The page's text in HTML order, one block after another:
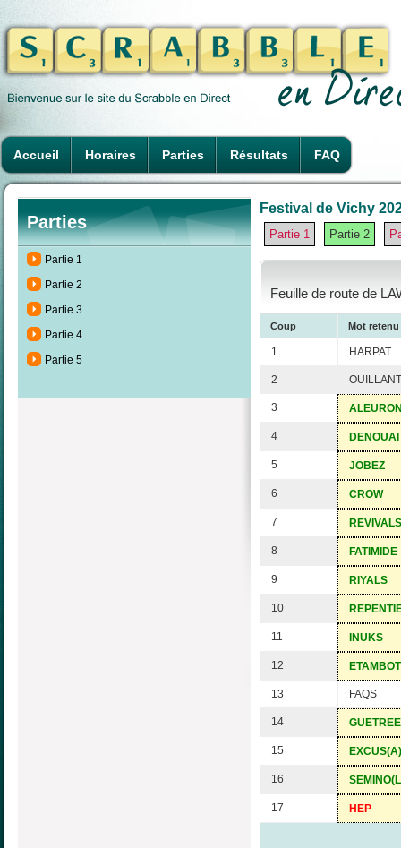
Accueil Horaires Parties Résultats FAQ
Parties
Partie 1
Partie 2
Partie 3
Partie 4
Partie 5
Festival de Vichy
Partie 1 Partie 2
Feuille de route de
Coup Mot retenu
1 HARPAT
2 OUILLANT
3
4 DENOUAI
5 JOBEZ
6 CROW
7 REVIVALS
8 FATIMIDE
9 RIYALS
10
11 INUKS
12
13 FAQS
14
15
16
17 HEP